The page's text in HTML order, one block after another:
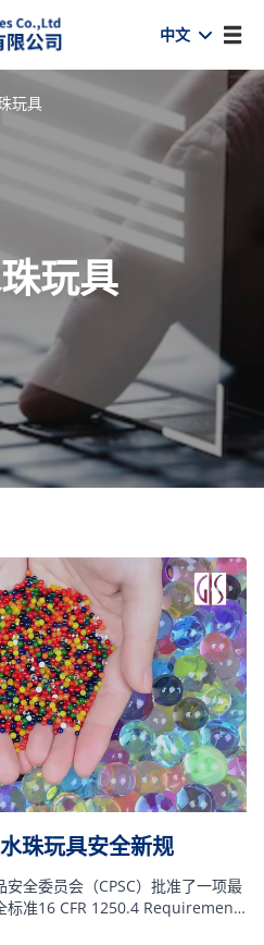
中文
玩具
玩具
珠玩具安全新规
全委员会（CPSC）批准了一项最
标准16 CFR 1250.4 Requirements